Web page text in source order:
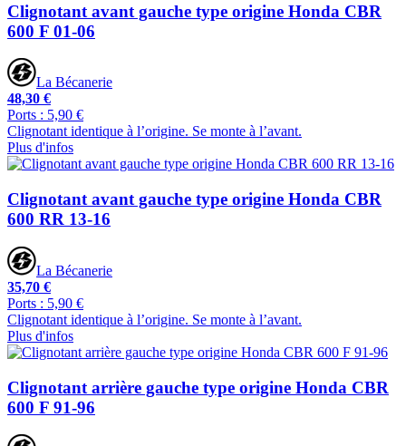
Clignotant avant gauche type origine Honda CBR
600 F 01-06
La Bécanerie
48,30 €
Ports : 5,90 €
Clignotant identique à l’origine. Se monte à l’avant.
Plus d'infos
Clignotant avant gauche type origine Honda CBR
600 RR 13-16
La Bécanerie
35,70 €
Ports : 5,90 €
Clignotant identique à l’origine. Se monte à l’avant.
Plus d'infos
Clignotant arrière gauche type origine Honda CBR
600 F 91-96